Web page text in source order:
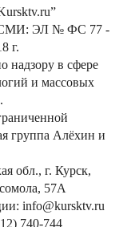
СМИ: ЭЛ № ФС 77 -
г.
надзору в сфере
и массовых
группа Алёхин и
обл., г. Курск,
57А
info@kursktv.ru
740-744